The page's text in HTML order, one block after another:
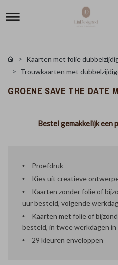
Kaarten met folie
Trouwkaarten met
GROENE SAVE THE DATE
Bestel gemakkelijk een
Proefdruk
Kies uit creatieve
Kaarten zonder folie of
uur besteld, volgende
Kaarten met folie of
besteld, in twee werkdagen in
29 kleuren enveloppen